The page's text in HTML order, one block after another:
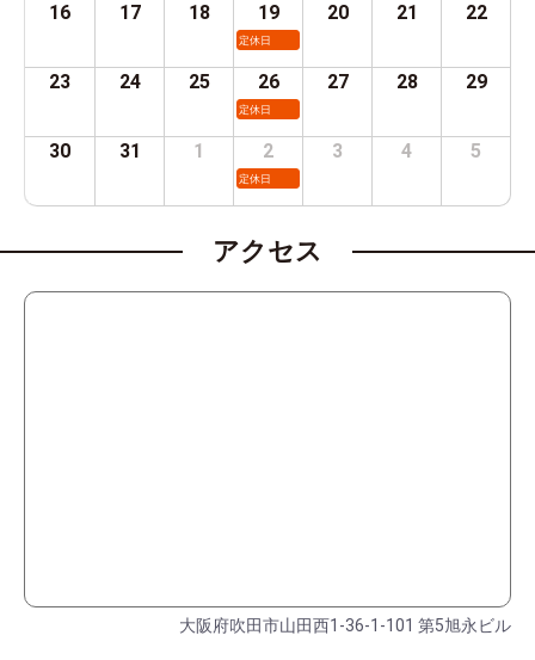
16 17 18 19
定休日
20 21 22
23 24 25 26
定休日
27 28 29
30 31 1 2
定休日
3 4 5
アクセス
大阪府吹田市山田西1-36-1-101 第5旭永ビル